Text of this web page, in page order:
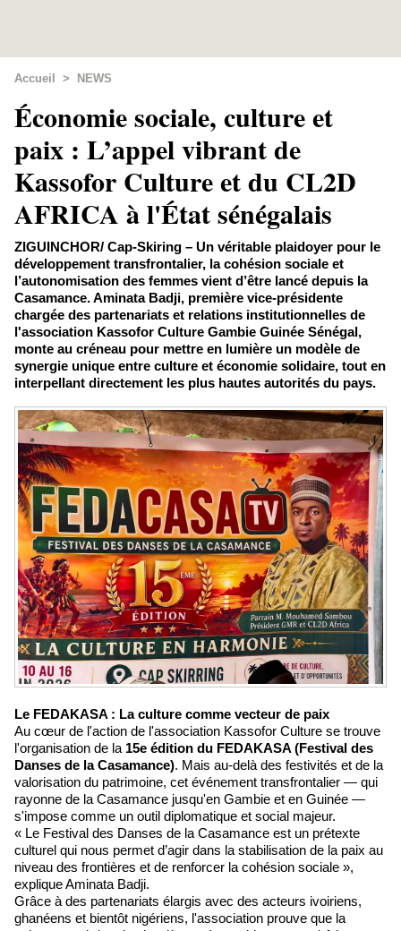
Accueil > NEWS
Économie sociale, culture et
paix : L’appel vibrant de
Kassofor Culture et du CL2D
AFRICA à l'État sénégalais
ZIGUINCHOR/ Cap-Skiring – Un véritable plaidoyer pour le
développement transfrontalier, la cohésion sociale et
l’autonomisation des femmes vient d’être lancé depuis la
Casamance. Aminata Badji, première vice-présidente
chargée des partenariats et relations institutionnelles de
l'association Kassofor Culture Gambie Guinée Sénégal,
monte au créneau pour mettre en lumière un modèle de
synergie unique entre culture et économie solidaire, tout en
interpellant directement les plus hautes autorités du pays.
Le FEDAKASA : La culture comme vecteur de paix
Au cœur de l'action de l'association Kassofor Culture se trouve
l'organisation de la 15e édition du FEDAKASA (Festival des
Danses de la Casamance). Mais au-delà des festivités et de la
valorisation du patrimoine, cet événement transfrontalier — qui
rayonne de la Casamance jusqu'en Gambie et en Guinée —
s'impose comme un outil diplomatique et social majeur.
« Le Festival des Danses de la Casamance est un prétexte
culturel qui nous permet d’agir dans la stabilisation de la paix au
niveau des frontières et de renforcer la cohésion sociale »,
explique Aminata Badji.
Grâce à des partenariats élargis avec des acteurs ivoiriens,
ghanéens et bientôt nigériens, l'association prouve que la